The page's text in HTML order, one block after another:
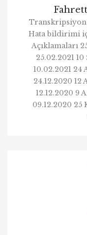
Transkripsiyon
Hata bildirimi
Açıklamaları
25.02.2021
10.02.2021 24
24.12.2020 12
12.12.2020 9
09.12.2020 25